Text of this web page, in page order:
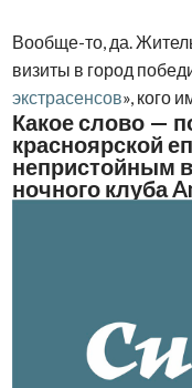
Вообще-то, да.
визиты в город
экстрасенсов», кого
Какое слово —
красноярской
непристойным
ночного клуба